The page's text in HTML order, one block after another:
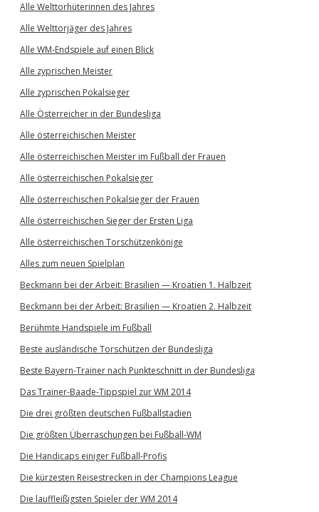
Alle Welttorhüterinnen des Jahres
Alle Welttorjäger des Jahres
Alle WM-Endspiele auf einen Blick
Alle zyprischen Meister
Alle zyprischen Pokalsieger
Alle Österreicher in der Bundesliga
Alle österreichischen Meister
Alle österreichischen Meister im Fußball der Frauen
Alle österreichischen Pokalsieger
Alle österreichischen Pokalsieger der Frauen
Alle österreichischen Sieger der Ersten Liga
Alle österreichischen Torschützenkönige
Alles zum neuen Spielplan
Beckmann bei der Arbeit: Brasilien — Kroatien 1. Halbzeit
Beckmann bei der Arbeit: Brasilien — Kroatien 2. Halbzeit
Berühmte Handspiele im Fußball
Beste ausländische Torschützen der Bundesliga
Beste Bayern-Trainer nach Punkteschnitt in der Bundesliga
Das Trainer-Baade-Tippspiel zur WM 2014
Die drei größten deutschen Fußballstadien
Die größten Überraschungen bei Fußball-WM
Die Handicaps einiger Fußball-Profis
Die kürzesten Reisestrecken in der Champions League
Die lauffleißigsten Spieler der WM 2014